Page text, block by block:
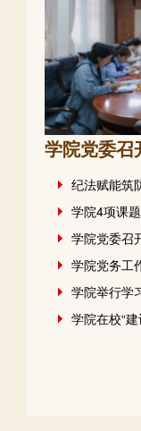
学院党委召
纪法赋能筑
学院4项课
学院党委召
学院党务工
学院举行学
学院在校“